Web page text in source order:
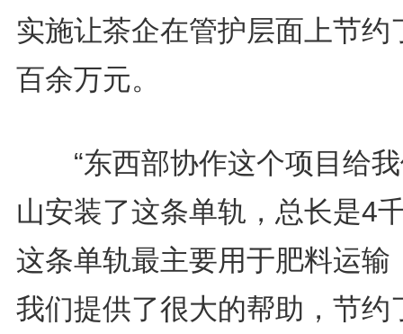
实施让茶企在管护层面上节约
百余万元。
“东西部协作这个项目给我
山安装了这条单轨，总长是4
这条单轨最主要用于肥料运输
我们提供了很大的帮助，节约